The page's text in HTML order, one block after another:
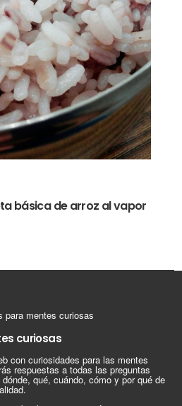
básica de arroz al vapor
curiosas
con curiosidades para las mentes
respuestas a todas las preguntas
qué, cuándo, cómo y por qué de